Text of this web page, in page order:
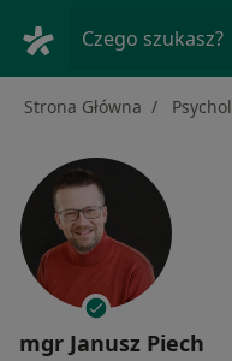
Czego szukasz?
Strona Główna
mgr Janusz Piech